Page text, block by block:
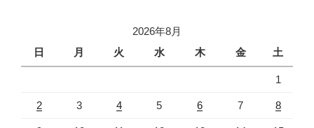
2026年8月
日
月 火 水 木 金 土
1
2 3 4 5 6 7 8